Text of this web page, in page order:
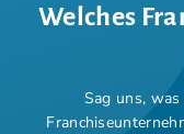
Welches
Sag uns,